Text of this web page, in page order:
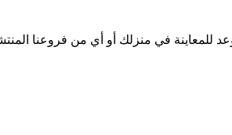
للمعاينة في منزلك أو أي من فروعنا